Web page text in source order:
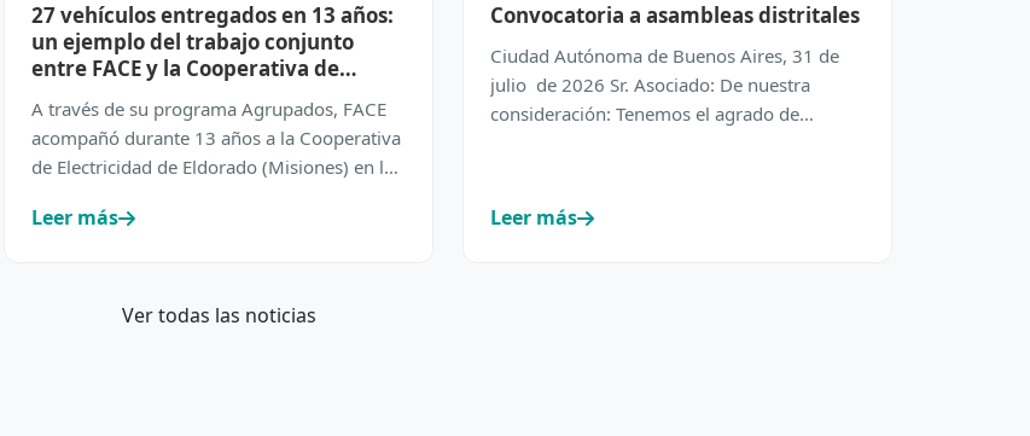
27 vehículos entregados en 13 años:
un ejemplo del trabajo conjunto
entre FACE y la Cooperativa de
Eldorado
A través de su programa Agrupados, FACE
acompañó durante 13 años a la Cooperativa
de Electricidad de Eldorado (Misiones) en la
Leer más
Convocatoria a asambleas distritales
Ciudad Autónoma de Buenos Aires, 31 de
julio de 2026 Sr. Asociado: De nuestra
consideración: Tenemos el agrado de
Leer más
Ver todas las noticias